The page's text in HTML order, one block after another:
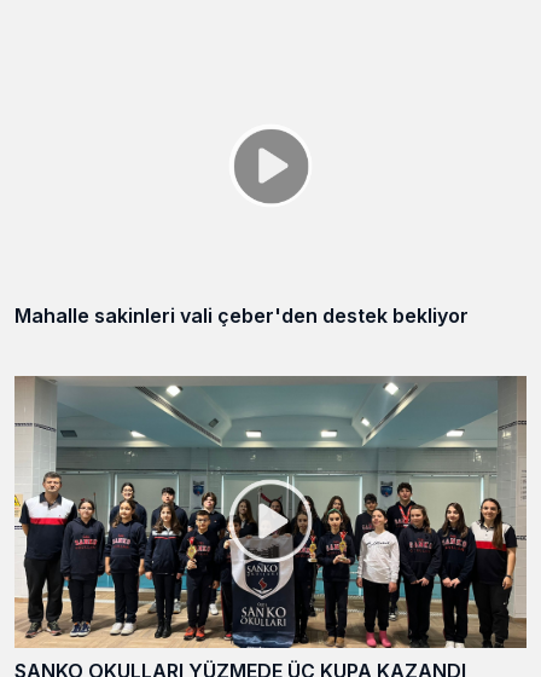
Mahalle sakinleri vali çeber'den destek bekliyor
SANKO OKULLARI YÜZMEDE ÜÇ KUPA KAZANDI